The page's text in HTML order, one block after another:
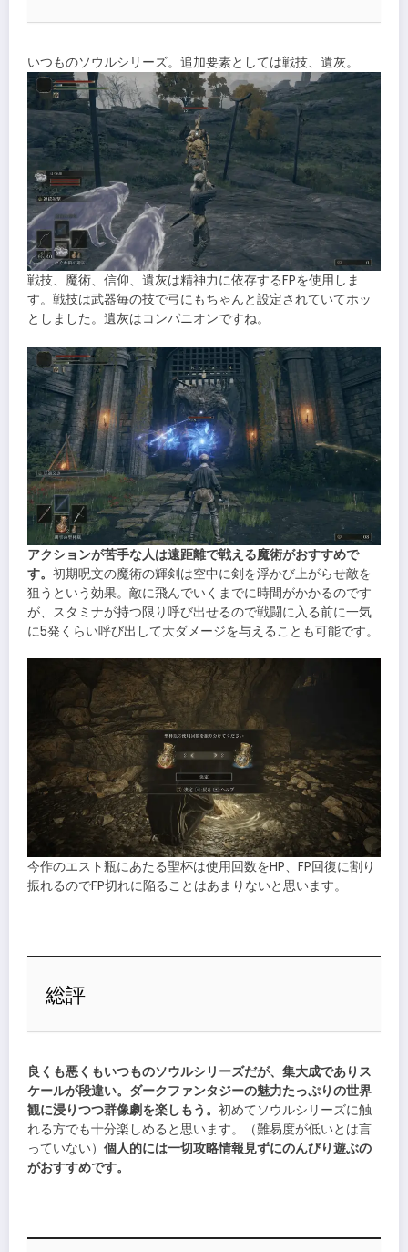
いつものソウルシリーズ。追加要素としては戦技、遺灰。
戦技、魔術、信仰、遺灰は精神力に依存するFPを使用しま
す。戦技は武器毎の技で弓にもちゃんと設定されていてホッ
としました。遺灰はコンパニオンですね。
アクションが苦手な人は遠距離で戦える魔術がおすすめで
す。 初期呪文の魔術の輝剣は空中に剣を浮かび上がらせ敵を
狙うという効果。敵に飛んでいくまでに時間がかかるのです
が、スタミナが持つ限り呼び出せるので戦闘に入る前に一気
に5発くらい呼び出して大ダメージを与えることも可能です。
今作のエスト瓶にあたる聖杯は使用回数をHP、FP回復に割り
振れるのでFP切れに陥ることはあまりないと思います。
総評
良くも悪くもいつものソウルシリーズだが、集大成でありス
ケールが段違い。ダークファンタジーの魅力たっぷりの世界
観に浸りつつ群像劇を楽しもう。 初めてソウルシリーズに触
れる方でも十分楽しめると思います。（難易度が低いとは言
っていない） 個人的には一切攻略情報見ずにのんびり遊ぶの
がおすすめです。